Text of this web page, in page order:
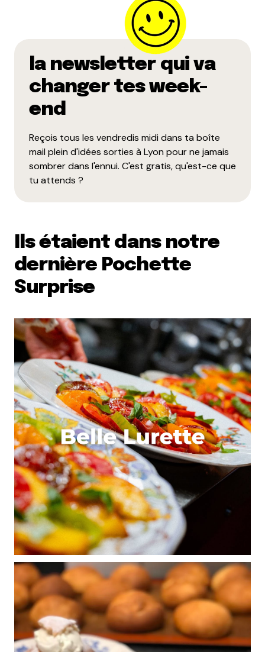
la newsletter qui va
changer tes week-
end
Reçois tous les vendredis midi dans ta boîte
mail plein d'idées sorties à Lyon pour ne jamais
sombrer dans l'ennui. C'est gratis, qu'est-ce que
tu attends ?
Ils étaient dans notre
dernière Pochette
Surprise